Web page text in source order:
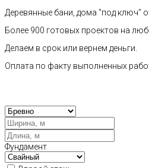
Деревянные бани, дома "под ключ"
Более 900 готовых проектов на
Делаем в срок или вернем деньги.
Оплата по факту выполненных
Фундамент